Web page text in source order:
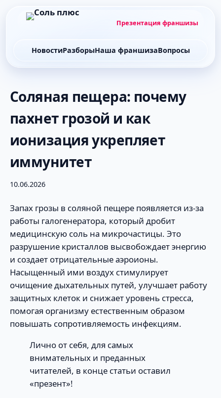
НовостиРазборыНаша франшизаВопросы
Презентация франшизы
Соляная пещера: почему
пахнет грозой и как
ионизация укрепляет
иммунитет
10.06.2026
Запах грозы в соляной пещере появляется из-за
работы галогенератора, который дробит
медицинскую соль на микрочастицы. Это
разрушение кристаллов высвобождает энергию
и создает отрицательные аэроионы.
Насыщенный ими воздух стимулирует
очищение дыхательных путей, улучшает работу
защитных клеток и снижает уровень стресса,
помогая организму естественным образом
повышать сопротивляемость инфекциям.
Лично от себя, для самых
внимательных и преданных
читателей, в конце статьи оставил
«презент»!